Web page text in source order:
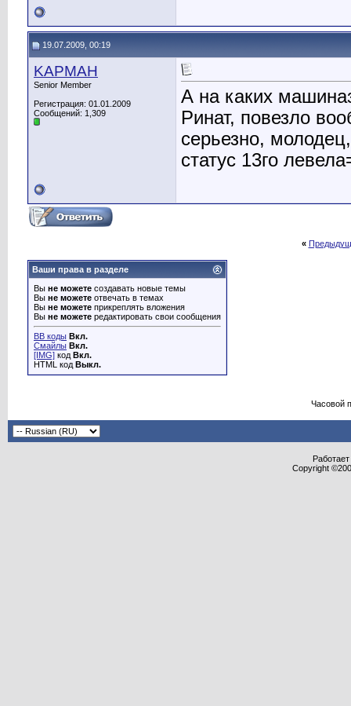
19.07.2009, 00:19
KAPMAH
Senior Member
Регистрация: 01.01.2009
Сообщений: 1,309
А на каких
Ринат, повезло
серьезно,
статус 13го
«
Ваши права в разделе
Вы не можете создавать новые темы
Вы не можете отвечать в темах
Вы не можете прикреплять вложения
Вы не можете редактировать свои сообщения
BB коды Вкл.
Смайлы Вкл.
[IMG] код Вкл.
HTML код Выкл.
Часовой
Copyright